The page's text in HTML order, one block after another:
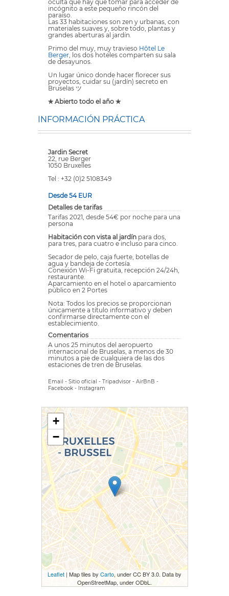
oculta que hay que tomar para acceder de
incógnito a este pequeño rincón del
paraíso.
Las 33 habitaciones son zen y urbanas, con
materiales suaves y, sobre todo, plantas y
grandes aberturas al jardín.
Primo del muy, muy travieso Hôtel Le
Berger, los dos hoteles comparten su sala
de desayunos.
Un lugar único donde hacer florecer sus
proyectos, cuidar su (jardín) secreto en
Bruselas ツ
✯ Abierto todo el año ✯
INFORMACIÓN PRÁCTICA
Jardin Secret
22, rue Berger
1050 Bruxelles
Tel : +32 (0)2 5108349
Desde 54 EUR
Detalles de tarifas
Tarifas 2021, desde 54€ por noche para una
persona
Habitación con vista al jardín para dos,
para tres, para cuatro e incluso para cinco.
Secador de pelo, caja fuerte, botellas de
agua y bandeja de cortesía.
Conexión Wi-Fi gratuita, recepción 24/24h,
restaurante.
Aparcamiento en el hotel o aparcamiento
público en 2 Portes
Nota: Todos los precios se proporcionan
únicamente a título informativo y deben
confirmarse directamente con el
establecimiento.
Comentarios
A unos 25 minutos del aeropuerto
internacional de Bruselas, a menos de 30
minutos a pie de cualquiera de las dos
estaciones de tren de Bruselas.
Email - Sitio oficial - Tripadvisor - AirBnB -
Facebook - Instagram
+
−
Leaflet | Map tiles by Carto, under CC BY 3.0. Data by
OpenStreetMap, under ODbL.